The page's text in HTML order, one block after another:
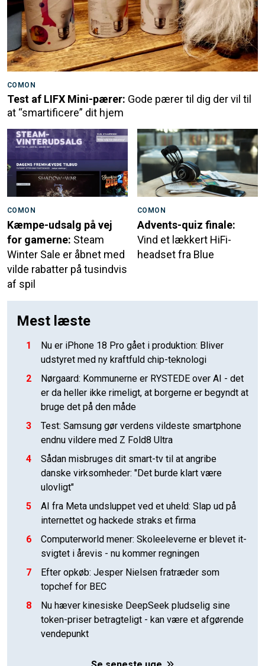
COMON
Test af LIFX Mini-pærer: Gode pærer til dig der vil til
at “smartificere” dit hjem
COMON
Kæmpe-udsalg på vej
for gamerne: Steam
Winter Sale er åbnet med
vilde rabatter på tusindvis
af spil
COMON
Advents-quiz finale:
Vind et lækkert HiFi-
headset fra Blue
Mest læste
1
Nu er iPhone 18 Pro gået i produktion: Bliver
udstyret med ny kraftfuld chip-teknologi
2
Nørgaard: Kommunerne er RYSTEDE over AI - det
er da heller ikke rimeligt, at borgerne er begyndt at
bruge det på den måde
3
Test: Samsung gør verdens vildeste smartphone
endnu vildere med Z Fold8 Ultra
4
Sådan misbruges dit smart-tv til at angribe
danske virksomheder: "Det burde klart være
ulovligt"
5
AI fra Meta undsluppet ved et uheld: Slap ud på
internettet og hackede straks et firma
6
Computerworld mener: Skoleeleverne er blevet it-
svigtet i årevis - nu kommer regningen
7
Efter opkøb: Jesper Nielsen fratræder som
topchef for BEC
8
Nu hæver kinesiske DeepSeek pludselig sine
token-priser betragteligt - kan være et afgørende
vendepunkt